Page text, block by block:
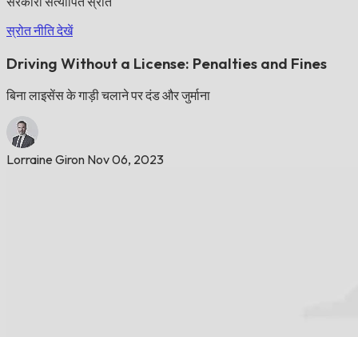
स्रोत नीति देखें
Driving Without a License: Penalties and Fines
बिना लाइसेंस के गाड़ी चलाने पर दंड और जुर्माना
Lorraine Giron Nov 06, 2023